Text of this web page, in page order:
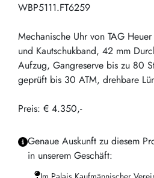
WBP5111.FT6259
Mechanische Uhr von TAG
und Kautschukband, 42 mm
Aufzug, Gangreserve bis zu 80
geprüft bis 30 ATM, drehbare
Preis: € 4.350,-
Genaue Auskunft zu diesem
in unserem Geschäft: